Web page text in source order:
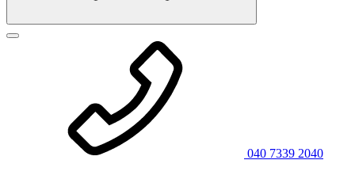
040 7339 2040